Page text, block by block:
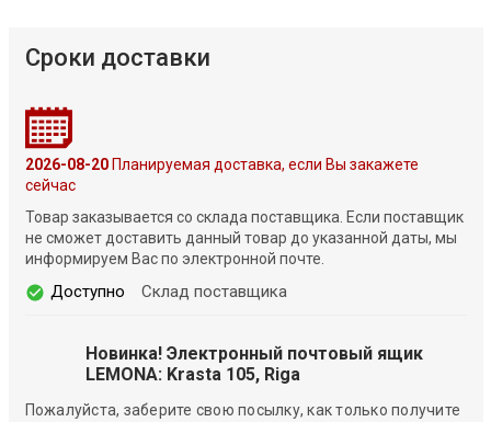
Сроки доставки
2026-08-20Планируемая доставка, если Вы закажете
сейчас
Товар заказывается со склада поставщика. Если поставщик
не сможет доставить данный товар до указанной даты, мы
информируем Вас по электронной почте.
Доступно Склад поставщика
Новинка! Электронный почтовый ящик
LEMONA: Krasta 105, Riga
Пожалуйста, заберите свою посылку, как только получите